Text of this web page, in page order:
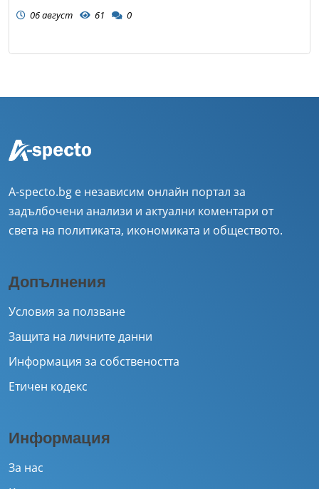
06 август 61 0
A-specto.bg е независим онлайн портал за
задълбочени анализи и актуални коментари от
света на политиката, икономиката и обществото.
Допълнения
Условия за ползване
Защита на личните данни
Информация за собствеността
Етичен кодекс
Информация
За нас